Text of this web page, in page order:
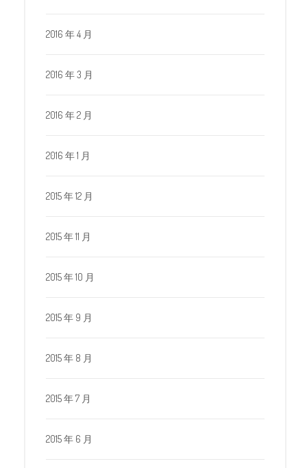
2016 年 4 月
2016 年 3 月
2016 年 2 月
2016 年 1 月
2015 年 12 月
2015 年 11 月
2015 年 10 月
2015 年 9 月
2015 年 8 月
2015 年 7 月
2015 年 6 月